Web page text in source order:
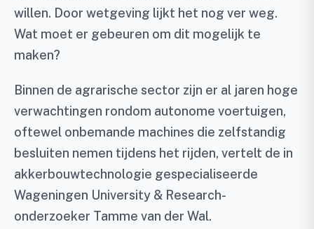
willen. Door wetgeving lijkt het nog ver weg.
Wat moet er gebeuren om dit mogelijk te
maken?
Binnen de agrarische sector zijn er al jaren hoge
verwachtingen rondom autonome voertuigen,
oftewel onbemande machines die zelfstandig
besluiten nemen tijdens het rijden, vertelt de in
akkerbouwtechnologie gespecialiseerde
Wageningen University & Research-
onderzoeker Tamme van der Wal.